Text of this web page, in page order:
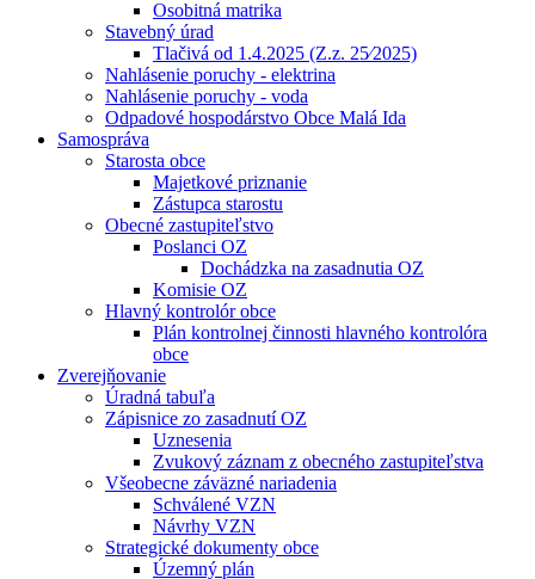
Osobitná matrika
Stavebný úrad
Tlačivá od 1.4.2025 (Z.z. 25⁄2025)
Nahlásenie poruchy - elektrina
Nahlásenie poruchy - voda
Odpadové hospodárstvo Obce Malá Ida
Samospráva
Starosta obce
Majetkové priznanie
Zástupca starostu
Obecné zastupiteľstvo
Poslanci OZ
Dochádzka na zasadnutia OZ
Komisie OZ
Hlavný kontrolór obce
Plán kontrolnej činnosti hlavného kontrolóra
obce
Zverejňovanie
Úradná tabuľa
Zápisnice zo zasadnutí OZ
Uznesenia
Zvukový záznam z obecného zastupiteľstva
Všeobecne záväzné nariadenia
Schválené VZN
Návrhy VZN
Strategické dokumenty obce
Územný plán